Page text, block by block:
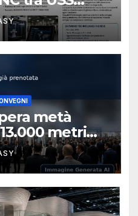
Barracks
metà
metri